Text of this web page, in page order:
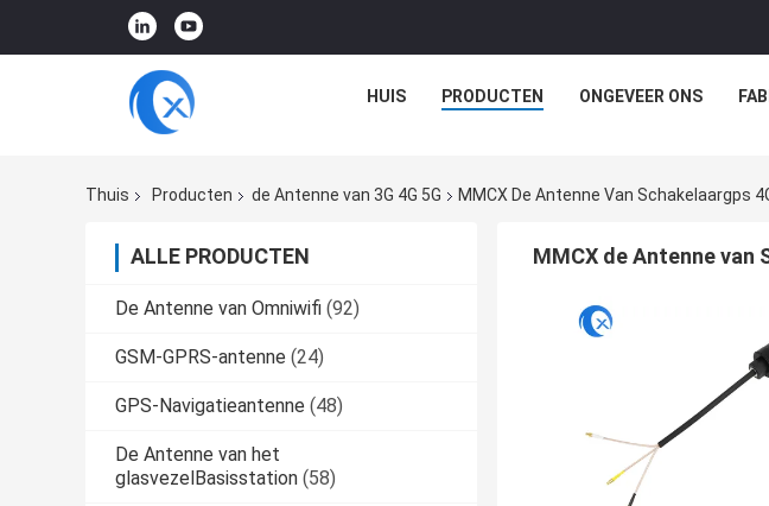
HUIS PRODUCTEN ONGEVEER ONS
Thuis Producten de Antenne van 3G 4G 5G MMCX De Antenne Van Schakelaargps
ALLE PRODUCTEN
De Antenne van Omniwifi (92)
GSM-GPRS-antenne (24)
GPS-Navigatieantenne (48)
De Antenne van het
glasvezelBasisstation (58)
MMCX de Antenne van